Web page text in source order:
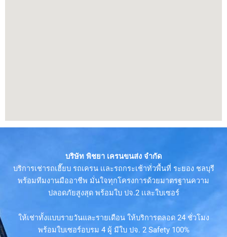
บริษัท พิชยา เครนขนส่ง จำกัด
บริการเช่ารถเฮี๊ยบ รถเครน เเละรถกระเช้าทั่วพื้นที่ ระยอง ชลบุรี
พร้อมทีมงานมืออาชีพ มั่นใจทุกโครงการด้วยมาตรฐานความ
ปลอดภัยสูงสุด พร้อมใบ ปจ.2 เเละใบเซอร์
ให้เช่าทั้งแบบรายวันและรายเดือน ให้บริการตลอด 24 ชั่วโมง
พร้อมใบเซอร์อบรม 4 ผู้ มีใบ ปจ. 2 Safety 100%